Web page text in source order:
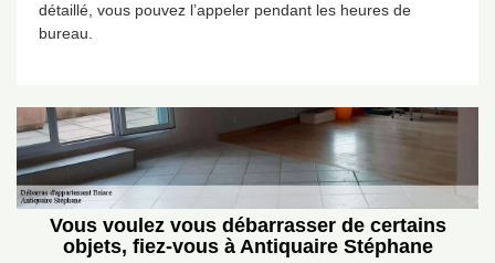
détaillé, vous pouvez l’appeler pendant les heures de
bureau.
Vous voulez vous débarrasser de certains
objets, fiez-vous à Antiquaire Stéphane